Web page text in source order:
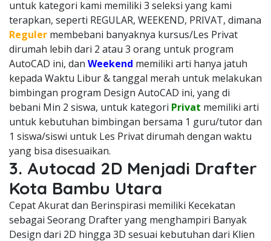
untuk kategori kami memiliki 3 seleksi yang kami
terapkan, seperti REGULAR, WEEKEND, PRIVAT, dimana
Reguler membebani banyaknya kursus/Les Privat
dirumah lebih dari 2 atau 3 orang untuk program
AutoCAD ini, dan Weekend memiliki arti hanya jatuh
kepada Waktu Libur & tanggal merah untuk melakukan
bimbingan program Design AutoCAD ini, yang di
bebani Min 2 siswa, untuk kategori Privat memiliki arti
untuk kebutuhan bimbingan bersama 1 guru/tutor dan
1 siswa/siswi untuk Les Privat dirumah dengan waktu
yang bisa disesuaikan.
3. Autocad 2D Menjadi Drafter
Kota Bambu Utara
Cepat Akurat dan Berinspirasi memiliki Kecekatan
sebagai Seorang Drafter yang menghampiri Banyak
Design dari 2D hingga 3D sesuai kebutuhan dari Klien